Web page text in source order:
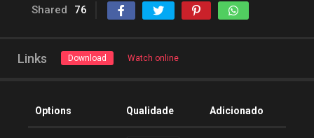
Shared 76
Links Download Watch online
Options Qualidade Adicionado